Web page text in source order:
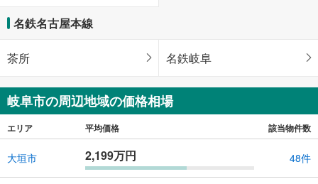
名鉄名古屋本線
茶所 名鉄岐阜
岐阜市の周辺地域の価格相場
エリア 平均価格 該当物件数
大垣市 2,199万円 48件